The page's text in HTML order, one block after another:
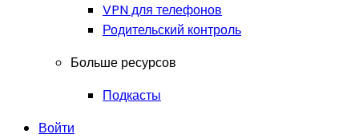
VPN для телефонов
Родительский контроль
Больше ресурсов
Подкасты
Войти